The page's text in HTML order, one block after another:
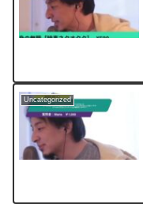
Uncategorized